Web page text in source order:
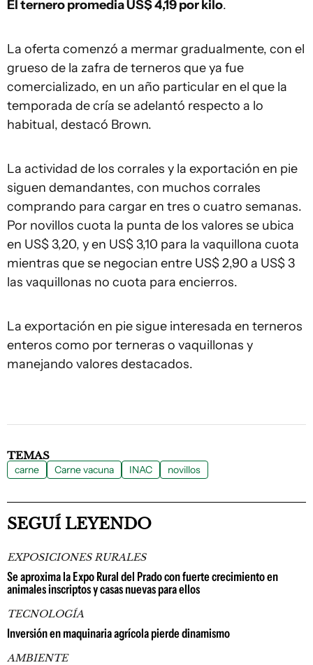
El ternero promedia US$ 4,19 por kilo.
La oferta comenzó a mermar gradualmente, con el
grueso de la zafra de terneros que ya fue
comercializado, en un año particular en el que la
temporada de cría se adelantó respecto a lo
habitual, destacó Brown.
La actividad de los corrales y la exportación en pie
siguen demandantes, con muchos corrales
comprando para cargar en tres o cuatro semanas.
Por novillos cuota la punta de los valores se ubica
en US$ 3,20, y en US$ 3,10 para la vaquillona cuota
mientras que se negocian entre US$ 2,90 a US$ 3
las vaquillonas no cuota para encierros.
La exportación en pie sigue interesada en terneros
enteros como por terneras o vaquillonas y
manejando valores destacados.
TEMAS
carne Carne vacuna INAC novillos
SEGUÍ LEYENDO
EXPOSICIONES RURALES
Se aproxima la Expo Rural del Prado con fuerte crecimiento en
animales inscriptos y casas nuevas para ellos
TECNOLOGÍA
Inversión en maquinaria agrícola pierde dinamismo
AMBIENTE